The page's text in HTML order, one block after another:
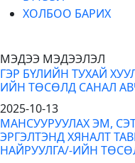
ХОЛБОО БАРИХ
МЭДЭЭ МЭДЭЭЛЭЛ
ГЭР БҮЛИЙН ТУХАЙ
ИЙН ТӨСӨЛД САНАЛ
2025-10-13
МАНСУУРУУЛАХ ЭМ,
ЭРГЭЛТЭНД ХЯНАЛТ
НАЙРУУЛГА/-ИЙН